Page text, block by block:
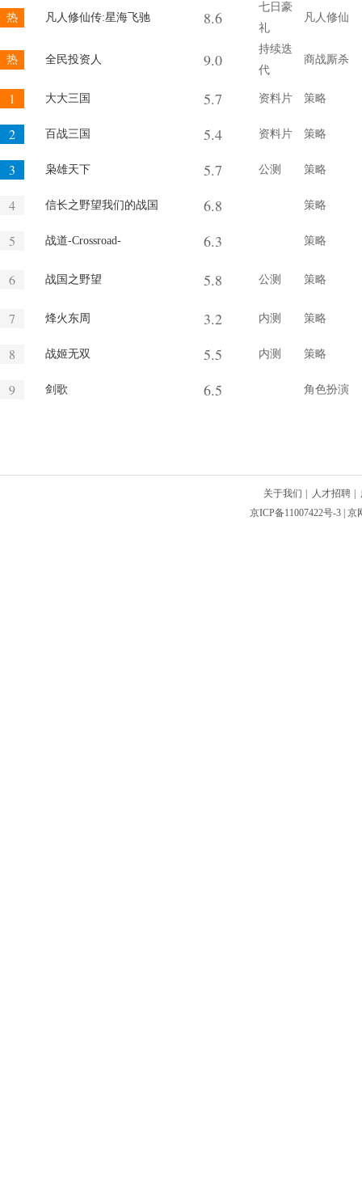
热 凡人修仙传:星海飞驰 8.6
七日豪
礼
凡人修仙
热 全民投资人 9.0
持续迭
代
商战厮杀
1 大大三国 5.7 资料片 策略
2 百战三国 5.4 资料片 策略
3 枭雄天下 5.7 公测 策略
4 信长之野望我们的战国 6.8 策略
5 战道-Crossroad- 6.3 策略
6 战国之野望 5.8 公测 策略
7 烽火东周 3.2 内测 策略
8 战姬无双 5.5 内测 策略
9 剑歌 6.5 角色扮演
关于我们 人才招聘
京ICP备11007422号-3 |